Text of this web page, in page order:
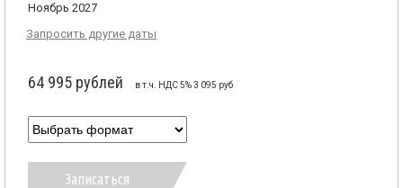
Ноябрь 2027
Запросить другие даты
64 995 рублей в т.ч. НДС 5% 3 095 руб
Записаться